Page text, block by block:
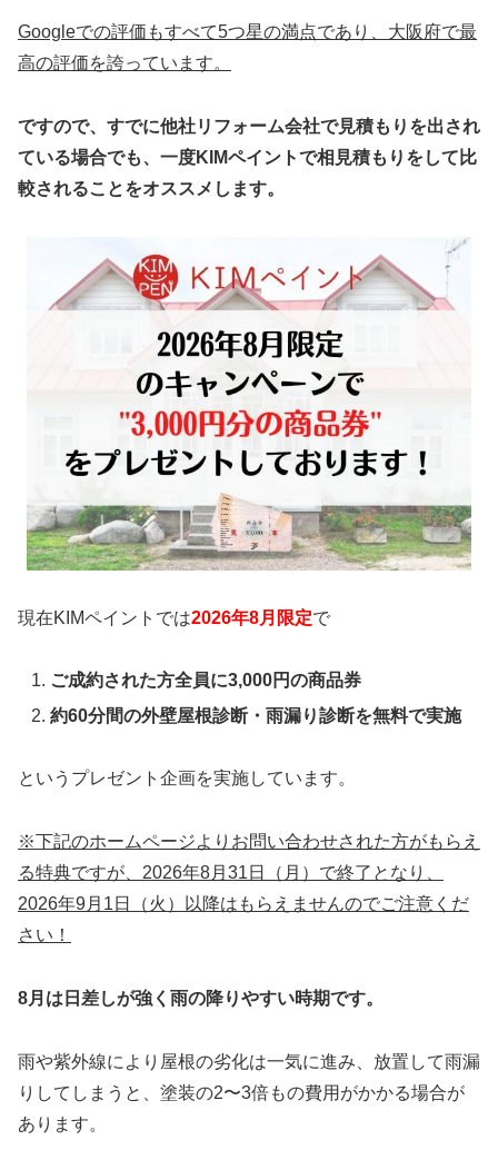
Googleでの評価もすべて5つ星の満点であり、大阪府で最
高の評価を誇っています。
ですので、すでに他社リフォーム会社で見積もりを出され
ている場合でも、一度KIMペイントで相見積もりをして比
較されることをオススメします。
現在KIMペイントでは2026年8月限定で
ご成約された方全員に3,000円の商品券
約60分間の外壁屋根診断・雨漏り診断を無料で実施
というプレゼント企画を実施しています。
※下記のホームページよりお問い合わせされた方がもらえ
る特典ですが、2026年8月31日（月）で終了となり、
2026年9月1日（火）以降はもらえませんのでご注意くだ
さい！
8月は日差しが強く雨の降りやすい時期です。
雨や紫外線により屋根の劣化は一気に進み、放置して雨漏
りしてしまうと、塗装の2〜3倍もの費用がかかる場合が
あります。